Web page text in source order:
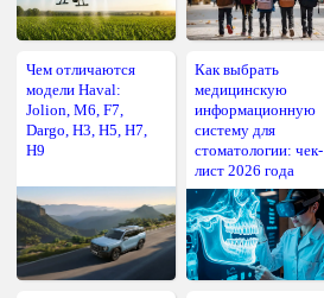
Чем отличаются
модели Haval:
Jolion, M6, F7,
Dargo, H3, H5, H7,
H9
Как выбрать
медицинскую
информационную
систему для
стоматологии: чек-
лист 2026 года